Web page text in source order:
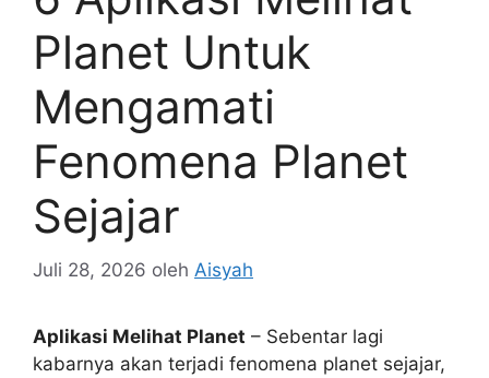
Planet Untuk
Mengamati
Fenomena Planet
Sejajar
Juli 28, 2026 oleh Aisyah
Aplikasi Melihat Planet – Sebentar lagi
kabarnya akan terjadi fenomena planet sejajar,